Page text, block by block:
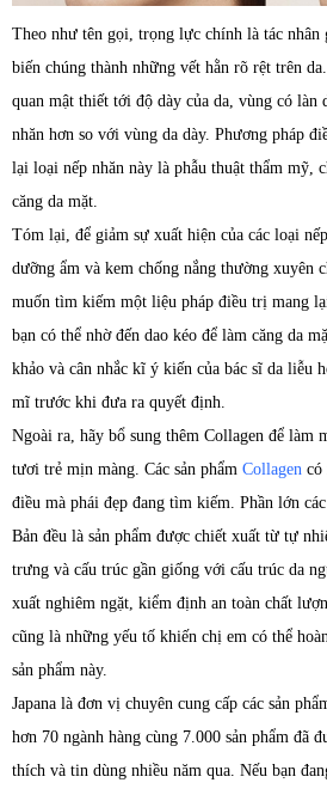
Theo như tên gọi, trọng lực chính là tác nhân
biến chúng thành những vết hằn rõ rệt trên
quan mật thiết tới độ dày của da, vùng có làn
nhăn hơn so với vùng da dày. Phương pháp
lại loại nếp nhăn này là phẫu thuật thẩm mỹ,
căng da mặt.
Tóm lại, để giảm sự xuất hiện của các loại
dưỡng ẩm và kem chống nắng thường xuyên
muốn tìm kiếm một liệu pháp điều trị mang
bạn có thể nhờ đến dao kéo để làm căng da
khảo và cân nhắc kĩ ý kiến của ​​bác sĩ da liễu
mĩ trước khi đưa ra quyết định.
Ngoài ra, hãy bổ sung thêm Collagen để làm
tươi trẻ mịn màng. Các sản phẩm Collagen có
điều mà phái đẹp đang tìm kiếm. Phần lớn
Bản đều là sản phẩm được chiết xuất từ tự
trưng và cấu trúc gần giống với cấu trúc da
xuất nghiêm ngặt, kiểm định an toàn chất
cũng là những yếu tố khiến chị em có thể
sản phẩm này.
Japana là đơn vị chuyên cung cấp các sản
hơn 70 ngành hàng cùng 7.000 sản phẩm đã
thích và tin dùng nhiều năm qua. Nếu bạn